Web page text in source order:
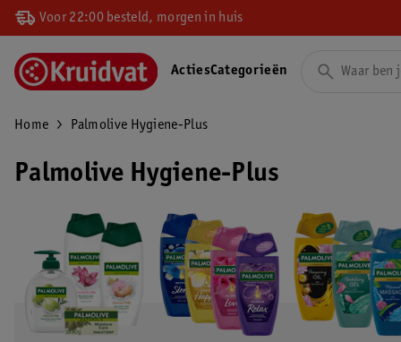
Voor 22:00 besteld, morgen in huis
ActiesCategorieën
Home Palmolive Hygiene-Plus
Palmolive Hygiene-Plus